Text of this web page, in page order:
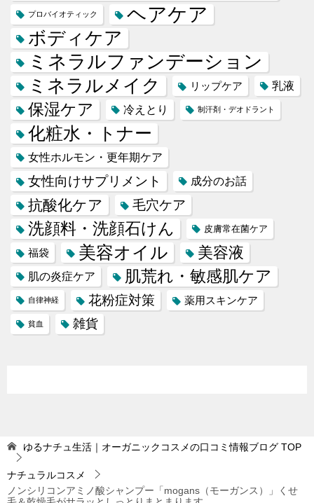
プロバイオティック ヘアケア
ボディケア
ミネラルファンデーション
ミネラルメイク リップケア 乳液
保湿ケア 冷えとり 制汗剤・デオドラント
化粧水・トナー
女性ホルモン・更年期ケア
女性向けサプリメント 成分のお話
抗酸化ケア 毛穴ケア
洗顔料・洗顔石けん 皮膚常在菌ケア
福袋 美容オイル 美容液
肌の炎症ケア 肌荒れ・敏感肌ケア
自律神経 花粉症対策 薬用スキンケア
貧血 雑貨
ゆるナチュ生活｜オーガニックコスメの口コミ情報ブログ TOP
ナチュラルコスメ
ノンシリコンアミノ酸シャンプー「mogans（モーガンス）」くせ